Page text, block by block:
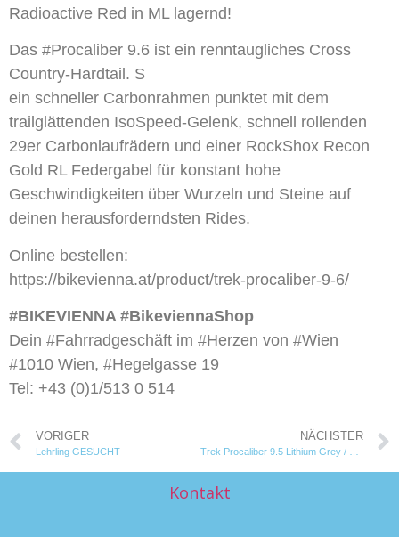
Radioactive Red in ML lagernd!
Das #Procaliber 9.6 ist ein renntaugliches Cross
Country-Hardtail. S
ein schneller Carbonrahmen punktet mit dem
trailglättenden IsoSpeed-Gelenk, schnell rollenden
29er Carbonlaufrädern und einer RockShox Recon
Gold RL Federgabel für konstant hohe
Geschwindigkeiten über Wurzeln und Steine auf
deinen herausforderndsten Rides.
Online bestellen:
https://bikevienna.at/product/trek-procaliber-9-6/
#BIKEVIENNA #BikeviennaShop
Dein #Fahrradgeschäft im #Herzen von #Wien
#1010 Wien, #Hegelgasse 19
Tel: +43 (0)1/513 0 514
VORIGER
Lehrling GESUCHT
NÄCHSTER
Kontakt